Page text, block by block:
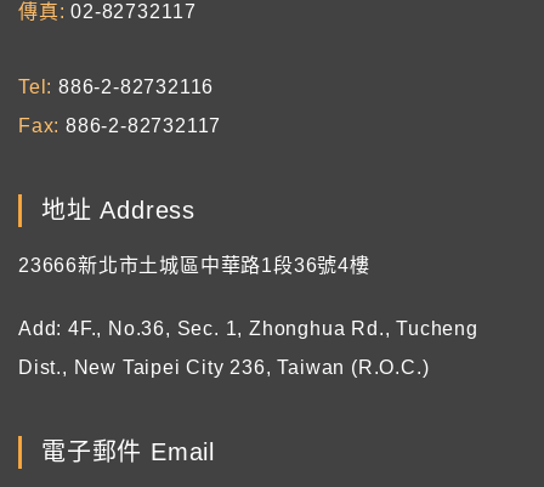
傳真
02-82732117
Tel
886-2-82732116
Fax 886-2-82732117
地址 Address
23666新北市土城區中華路1段36號4樓
Add: 4F., No.36, Sec. 1, Zhonghua Rd., Tucheng
Dist., New Taipei City 236, Taiwan (R.O.C.)
電子郵件 Email